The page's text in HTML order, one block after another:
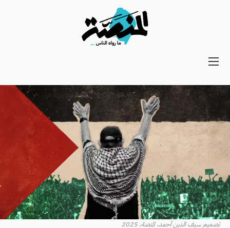
Main
Secondary
Navigation
تصميم سيف الدين أحمد، المنصة، 2025